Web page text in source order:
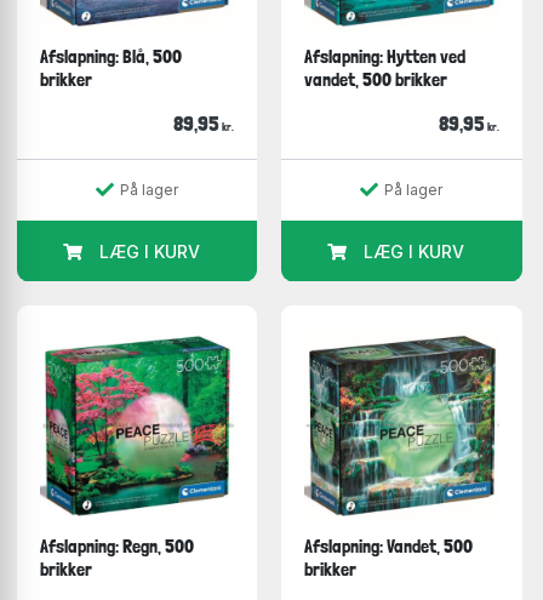
Afslapning: Blå, 500
brikker
89,95 kr.
På lager
LÆG I KURV
Afslapning: Hytten ved
vandet, 500 brikker
89,95 kr.
På lager
LÆG I KURV
Afslapning: Regn, 500
brikker
Afslapning: Vandet, 500
brikker